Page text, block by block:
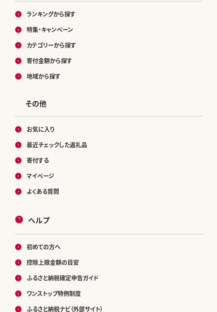
ランキングから探す
特集・キャンペーン
カテゴリーから探す
寄付金額から探す
地域から探す
その他
お気に入り
最近チェックした返礼品
寄付する
マイページ
よくある質問
ヘルプ
初めての方へ
控除上限金額の目安
ふるさと納税確定申告ガイド
ワンストップ特例制度
ふるさと納税ナビ（外部サイト）